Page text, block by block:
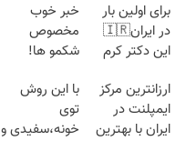
برای اولین بار
در ایران🇮🇷
این دکتر کرم
روزه ساخت!
خبر خوب
مخصوص
شکمو ها!
روش لاغری
معرفی شد
ارزانترین مرکز
ایمپلنت در
ایران با بهترین
با این روش
توی
خونه،سفیدی و